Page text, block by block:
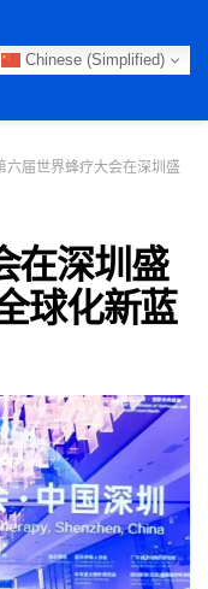
Chinese (Simplified)
六届世界蜂疗大会在深圳盛
在深圳盛
球化新蓝